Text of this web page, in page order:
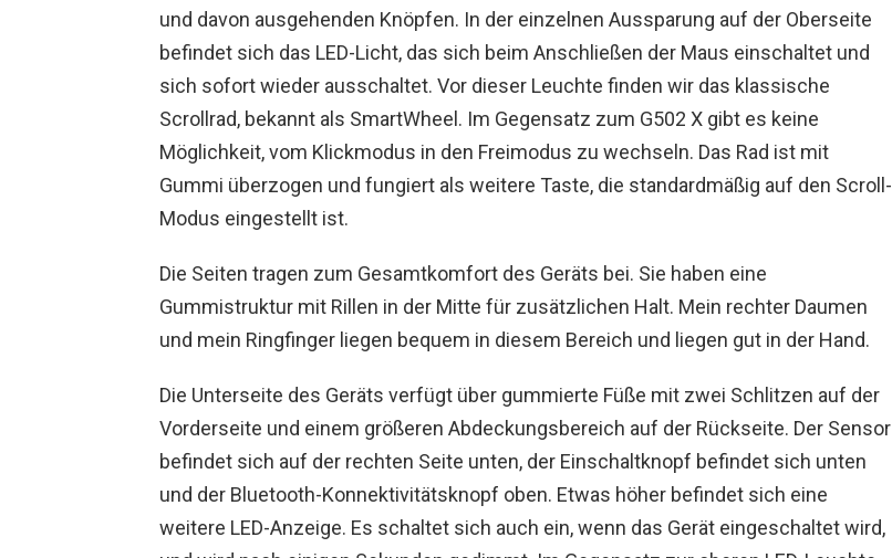
und davon ausgehenden Knöpfen. In der einzelnen Aussparung auf der Oberseite
befindet sich das LED-Licht, das sich beim Anschließen der Maus einschaltet und
sich sofort wieder ausschaltet. Vor dieser Leuchte finden wir das klassische
Scrollrad, bekannt als SmartWheel. Im Gegensatz zum G502 X gibt es keine
Möglichkeit, vom Klickmodus in den Freimodus zu wechseln. Das Rad ist mit
Gummi überzogen und fungiert als weitere Taste, die standardmäßig auf den Scroll-
Modus eingestellt ist.
Die Seiten tragen zum Gesamtkomfort des Geräts bei. Sie haben eine
Gummistruktur mit Rillen in der Mitte für zusätzlichen Halt. Mein rechter Daumen
und mein Ringfinger liegen bequem in diesem Bereich und liegen gut in der Hand.
Die Unterseite des Geräts verfügt über gummierte Füße mit zwei Schlitzen auf der
Vorderseite und einem größeren Abdeckungsbereich auf der Rückseite. Der Sensor
befindet sich auf der rechten Seite unten, der Einschaltknopf befindet sich unten
und der Bluetooth-Konnektivitätsknopf oben. Etwas höher befindet sich eine
weitere LED-Anzeige. Es schaltet sich auch ein, wenn das Gerät eingeschaltet wird,